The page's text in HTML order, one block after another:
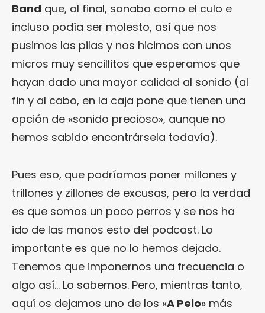
Band que, al final, sonaba como el culo e
incluso podía ser molesto, así que nos
pusimos las pilas y nos hicimos con unos
micros muy sencillitos que esperamos que
hayan dado una mayor calidad al sonido (al
fin y al cabo, en la caja pone que tienen una
opción de «sonido precioso», aunque no
hemos sabido encontrársela todavía).
Pues eso, que podríamos poner millones y
trillones y zillones de excusas, pero la verdad
es que somos un poco perros y se nos ha
ido de las manos esto del podcast. Lo
importante es que no lo hemos dejado.
Tenemos que imponernos una frecuencia o
algo así… Lo sabemos. Pero, mientras tanto,
aquí os dejamos uno de los «A Pelo» más